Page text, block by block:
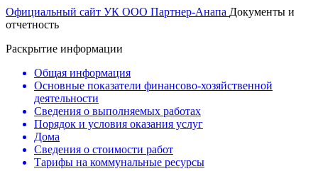
Официальный сайт УК ООО Партнер-Анапа Документы и
отчетность
Раскрытие информации
Общая информация
Основные показатели финансово-хозяйственной
деятельности
Сведения о выполняемых работах
Порядок и условия оказания услуг
Дома
Сведения о стоимости работ
Тарифы на коммунальные ресурсы